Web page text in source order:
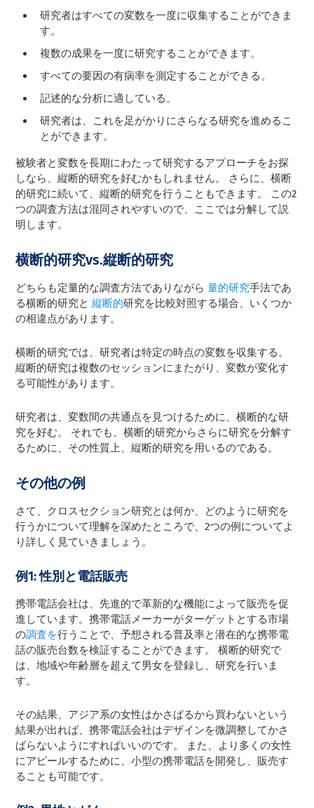
研究者はすべての変数を一度に収集することができま
す。
複数の成果を一度に研究することができます。
すべての要因の有病率を測定することができる。
記述的な分析に適している。
研究者は、これを足がかりにさらなる研究を進めるこ
とができます。
被験者と変数を長期にわたって研究するアプローチをお探
しなら、縦断的研究を好むかもしれません。 さらに、横断
的研究に続いて、縦断的研究を行うこともできます。 この2
つの調査方法は混同されやすいので、ここでは分解して説
明します。
横断的研究vs.縦断的研究
どちらも定量的な調査方法でありながら 量的研究手法であ
る横断的研究と 縦断的研究を比較対照する場合、いくつか
の相違点があります。
横断的研究では、研究者は特定の時点の変数を収集する。
縦断的研究は複数のセッションにまたがり、変数が変化す
る可能性があります。
研究者は、変数間の共通点を見つけるために、横断的な研
究を好む。 それでも、横断的研究からさらに研究を分解す
るために、その性質上、縦断的研究を用いるのである。
その他の例
さて、クロスセクション研究とは何か、どのように研究を
行うかについて理解を深めたところで、2つの例についてよ
り詳しく見ていきましょう。
例1: 性別と電話販売
携帯電話会社は、先進的で革新的な機能によって販売を促
進しています。携帯電話メーカーがターゲットとする市場
の調査を行うことで、予想される普及率と潜在的な携帯電
話の販売台数を検証することができます。 横断的研究で
は、地域や年齢層を超えて男女を登録し、研究を行いま
す。
その結果、アジア系の女性はかさばるから買わないという
結果が出れば、携帯電話会社はデザインを微調整してかさ
ばらないようにすればいいのです。 また、より多くの女性
にアピールするために、小型の携帯電話を開発し、販売す
ることも可能です。